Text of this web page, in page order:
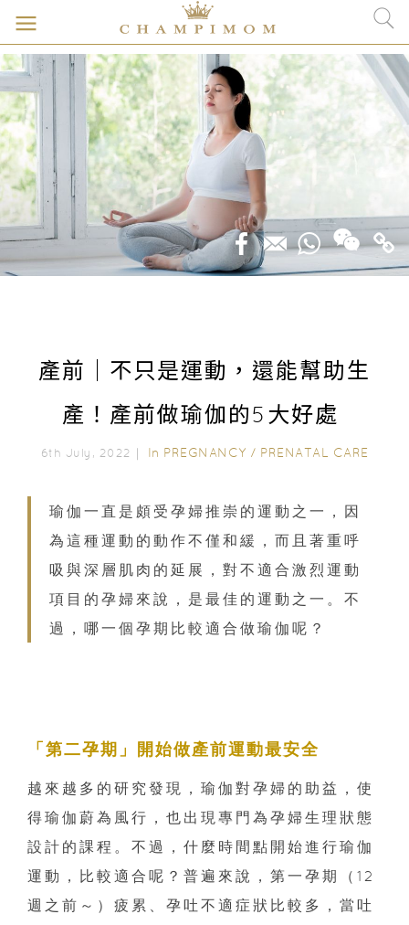
產前｜不只是運動，還能幫助生
產！產前做瑜伽的5大好處
6th July, 2022｜ In PREGNANCY / PRENATAL CARE
瑜伽一直是頗受孕婦推崇的運動之一，因
為這種運動的動作不僅和緩，而且著重呼
吸與深層肌肉的延展，對不適合激烈運動
項目的孕婦來說，是最佳的運動之一。不
過，哪一個孕期比較適合做瑜伽呢？
「第二孕期」開始做產前運動最安全
越來越多的研究發現，瑜伽對孕婦的助益，使
得瑜伽蔚為風行，也出現專門為孕婦生理狀態
設計的課程。不過，什麼時間點開始進行瑜伽
運動，比較適合呢？普遍來說，第一孕期（12
週之前～）疲累、孕吐不適症狀比較多，當吐